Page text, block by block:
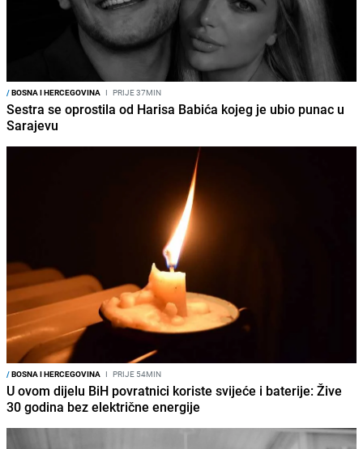
/BOSNA I HERCEGOVINA I PRIJE 37MIN
Sestra se oprostila od Harisa Babića kojeg je ubio punac u
Sarajevu
/BOSNA I HERCEGOVINA I PRIJE 54MIN
U ovom dijelu BiH povratnici koriste svijeće i baterije: Žive
30 godina bez električne energije